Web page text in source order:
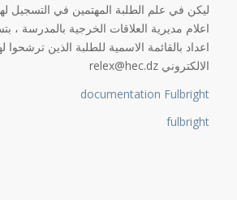
ليكن في علم الطلبة المهتمين في التسجيل
اعلام مديرية العلاقات الخرجية بالمدرسة ،
اعداد بالقائمة الاسمية للطلبة الذين ترشحوا
الالكتروني relex@hec.dz
documentation Fulbright
fulbright